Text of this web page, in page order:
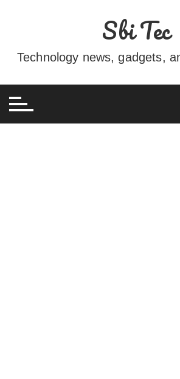
conteúdo
Sbi Tec
Technology news, gadgets,